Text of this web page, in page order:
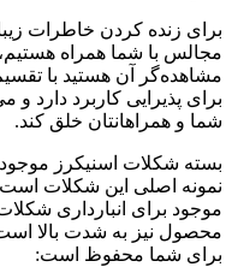
برای زنده کردن خاطرات
مجالس با شما همراه
مشاهده‌گر آن هستید با
برای پذیرایی کاربرد دارد و
شما و همراهانتان خلق کند.
بسته شکلات اسنیکرز
نمونه اصلی این شکلات است
موجود برای انبارداری
محصول نیز به شدت بالا
برای شما محفوظ است: